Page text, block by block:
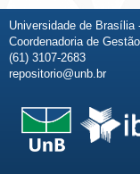
Universidade de Brasília
Coordenadoria de
(61) 3107-2683
repositorio@unb.br